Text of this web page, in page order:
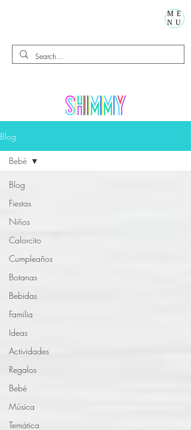
ME
NU
Blog
Blog
Fiestas
Niños
Calorcito
Cumpleaños
Botanas
Bebidas
Familia
Ideas
Actividades
Regalos
Bebé
Música
Temática
Bebé